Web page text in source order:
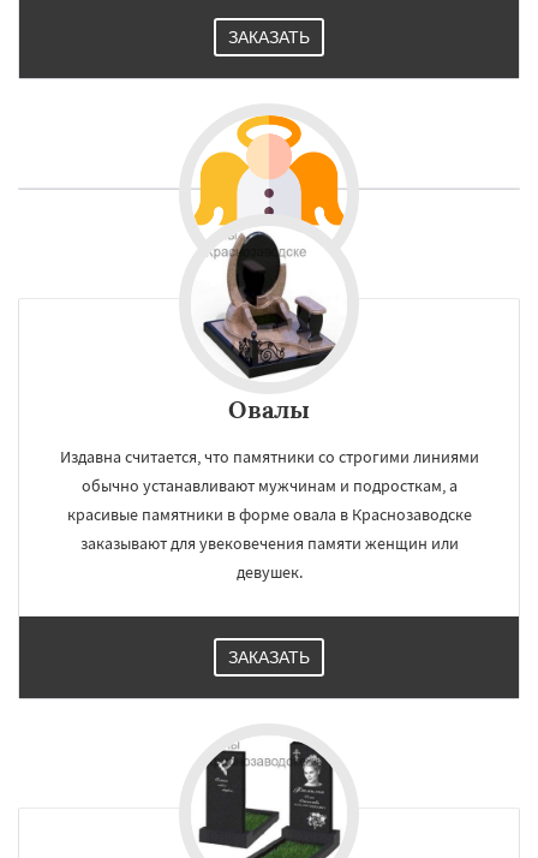
ЗАКАЗАТЬ
Овалы
Издавна считается, что памятники со строгими линиями
обычно устанавливают мужчинам и подросткам, а
красивые памятники в форме овала в Краснозаводске
заказывают для увековечения памяти женщин или
девушек.
ЗАКАЗАТЬ